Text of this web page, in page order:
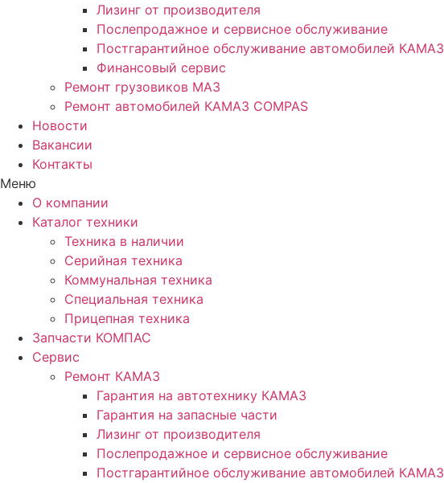
Лизинг от производителя
Послепродажное и сервисное обслуживание
Постгарантийное обслуживание автомобилей КАМАЗ
Финансовый сервис
Ремонт грузовиков МАЗ
Ремонт автомобилей КАМАЗ COMPAS
Новости
Вакансии
Контакты
Меню
О компании
Каталог техники
Техника в наличии
Серийная техника
Коммунальная техника
Специальная техника
Прицепная техника
Запчасти КОМПАС
Сервис
Ремонт КАМАЗ
Гарантия на автотехнику КАМАЗ
Гарантия на запасные части
Лизинг от производителя
Послепродажное и сервисное обслуживание
Постгарантийное обслуживание автомобилей КАМАЗ